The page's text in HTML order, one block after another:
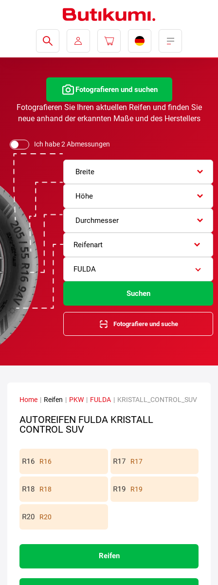
Fotografieren und suchen
Fotografieren Sie Ihren aktuellen Reifen und finden Sie
neue anhand der erkannten Maße und des Herstellers
Ich habe 2 Abmessungen
Breite
Höhe
Durchmesser
Reifenart
FULDA
Suchen
Fotografiere und suche
Home | Reifen | PKW | FULDA | KRISTALL_CONTROL_SUV
AUTOREIFEN FULDA KRISTALL
CONTROL SUV
R16 R17
R18 R19
R20
Reifen